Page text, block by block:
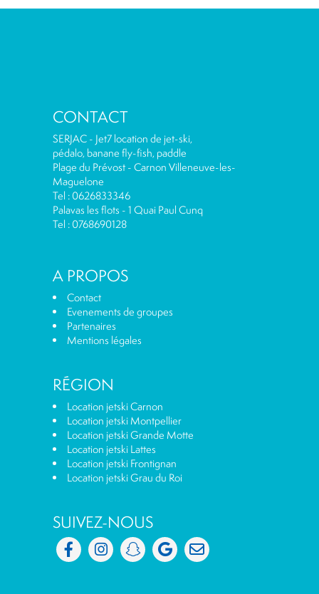
CONTACT
SERJAC - Jet7 location de jet-ski,
pédalo, banane fly-fish, paddle
Plage du Prévost - Carnon Villeneuve-les-
Maguelone
Tel : 0626833346
Palavas les flots - 1 Quai Paul Cunq
Tel : 0768690128
A PROPOS
Contact
Evenements de groupes
Partenaires
Mentions légales
RÉGION
Location jetski Carnon
Location jetski Montpellier
Location jetski Grande Motte
Location jetski Lattes
Location jetski Frontignan
Location jetski Grau du Roi
SUIVEZ-NOUS